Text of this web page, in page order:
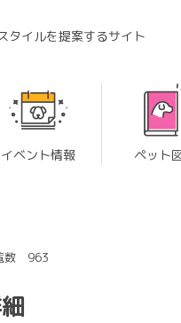
タイルを提案するサイト
イベント情報 ペット
数 963